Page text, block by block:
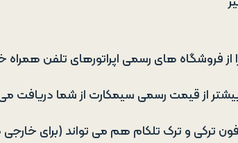
های رسمی اپراتورهای تلفن همراه
از قیمت رسمی سیمکارت از شما دریافت
ترکی و ترک تلکام هم می تواند (برای